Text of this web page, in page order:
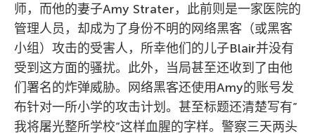
师，而他的妻子Amy Strater，此前则是一家医院的
管理人员，却成为了身份不明的网络黑客（或黑客
小组）攻击的受害人，所幸他们的儿子Blair并没有
受到这方面的骚扰。此外，当局甚至还收到了由他
们署名的炸弹威胁。网络黑客还使用Amy的账号发
布针对一所小学的攻击计划。甚至标题还清楚写有”
我将屠光整所学校”这样血腥的字样。警察三天两头